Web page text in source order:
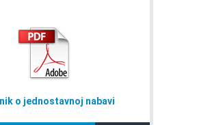
o jednostavnoj nabavi